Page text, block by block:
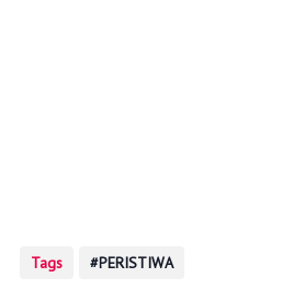
Tags PERISTIWA